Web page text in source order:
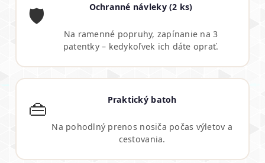
🛡️ Ochranné návleky (2 ks)
Na ramenné popruhy, zapínanie na 3
patentky – kedykoľvek ich dáte oprať.
👜 Praktický batoh
Na pohodlný prenos nosiča počas výletov a
cestovania.